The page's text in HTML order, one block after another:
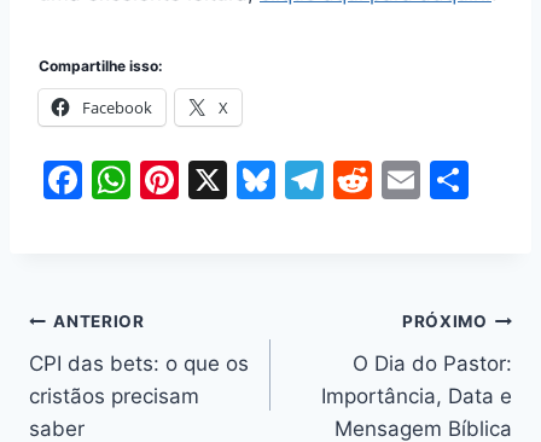
Compartilhe isso:
Facebook X
F
b
o
o
W
A
p
p
Pi X
Bl T
m
R
E
ANTERIOR
CPI das bets: o que os
cristãos precisam
saber
PRÓXIMO
O Dia do Pastor:
Importância, Data e
Mensagem Bíblica